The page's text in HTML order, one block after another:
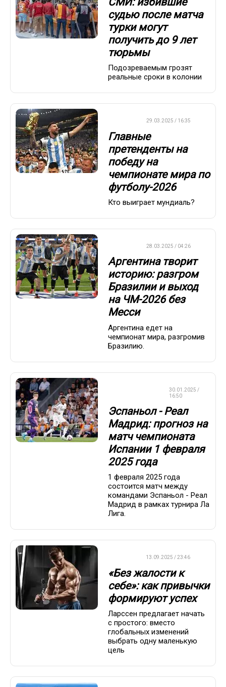
судью после матча
турки могут
получить до 9 лет
тюрьмы
Подозреваемым грозят
реальные сроки в колонии
29.03.2025 / 16:35
Главные
претенденты на
победу на
чемпионате мира по
футболу-2026
Кто выиграет мундиаль?
28.03.2025 / 04:26
Аргентина творит
историю: разгром
Бразилии и выход
на ЧМ-2026 без
Месси
Аргентина едет на
чемпионат мира, разгромив
Бразилию.
30.01.2025 /
16:50
Эспаньол - Реал
Мадрид: прогноз на
матч чемпионата
Испании 1 февраля
2025 года
1 февраля 2025 года
состоится матч между
командами Эспаньол - Реал
Мадрид в рамках турнира Ла
Лига.
13.09.2025 / 23:46
«Без жалости к
себе»: как привычки
формируют успех
Ларссен предлагает начать
с простого: вместо
глобальных изменений
выбрать одну маленькую
цель